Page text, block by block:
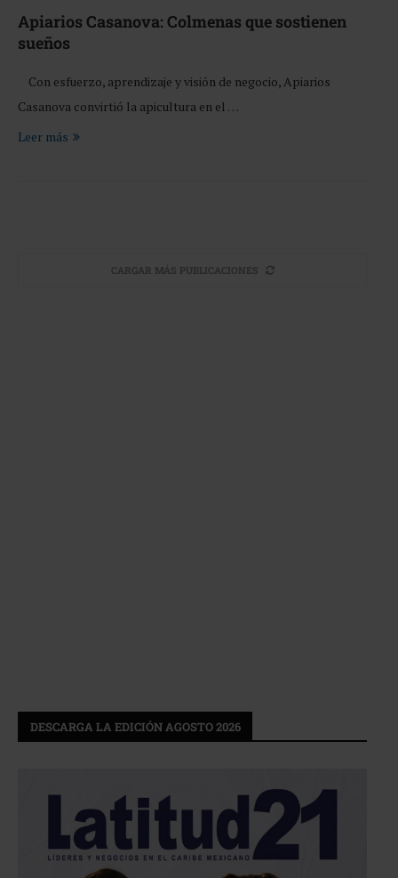
Apiarios Casanova: Colmenas que sostienen
sueños
Con esfuerzo, aprendizaje y visión de negocio, Apiarios
Casanova convirtió la apicultura en el …
Leer más
CARGAR MÁS PUBLICACIONES
DESCARGA LA EDICIÓN AGOSTO 2026